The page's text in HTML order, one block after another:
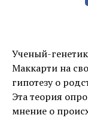
Ученый-
Маккарти на
гипотезу о
Эта теория
мнение о